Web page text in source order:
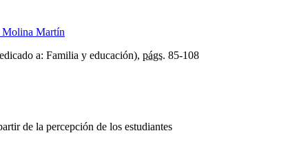
Molina Martín
a: Familia y educación), págs. 85-108
de la percepción de los estudiantes